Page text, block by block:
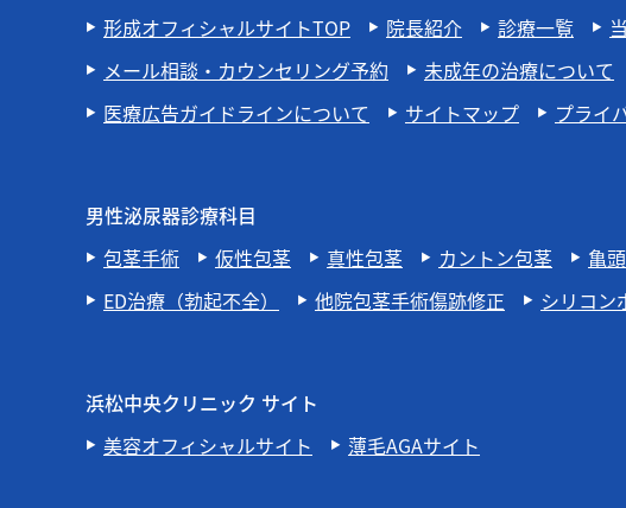
形成オフィシャルサイトTOP
院長紹介 診療一覧
メール相談・カウンセリング予約
未成年の治療について
医療広告ガイドラインについて
サイトマップ プライ
男性泌尿器診療科目
包茎手術
仮性包茎 真性包茎 カントン包茎 亀
ED治療（勃起不全）
他院包茎手術傷跡修正 シリコン
浜松中央クリニック サイト
美容オフィシャルサイト
薄毛AGAサイト